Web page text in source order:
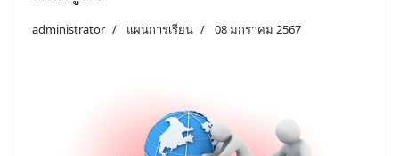
administrator แผนการเรียน 08 มกราคม 2567